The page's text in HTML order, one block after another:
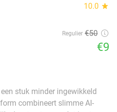
10.0 star
Regulier €50
€9
stuk minder ingewikkeld
combineert slimme AI-